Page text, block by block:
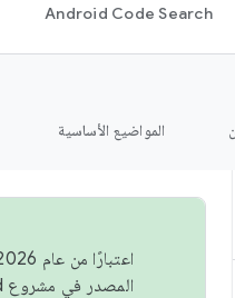
Android Code Search
المواضيع الأساسية